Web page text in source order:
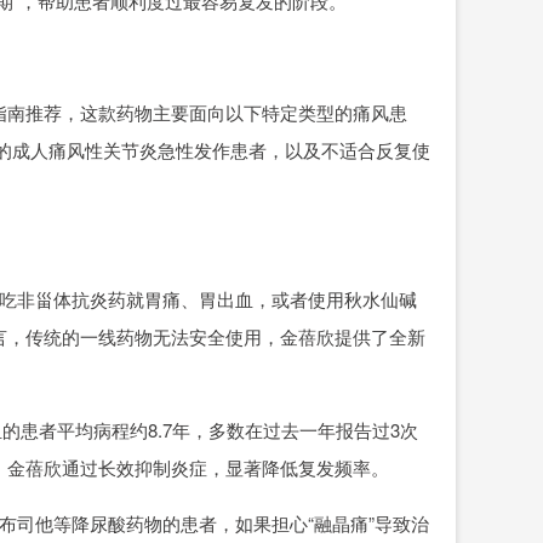
荐，这款药物主要面向以下特定类型的痛风患
人痛风性关节炎急性发作患者，以及不适合反复使
甾体抗炎药就胃痛、胃出血，或者使用秋水仙碱
传统的一线药物无法安全使用，金蓓欣提供了全新
者平均病程约8.7年，多数在过去一年报告过3次
蓓欣通过长效抑制炎症，显著降低复发频率。
他等降尿酸药物的患者，如果担心“融晶痛”导致治